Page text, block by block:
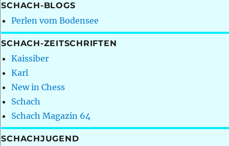
SCHACH-BLOGS
Perlen vom Bodensee
SCHACH-ZEITSCHRIFTEN
Kaissiber
Karl
New in Chess
Schach
Schach Magazin 64
SCHACHJUGEND